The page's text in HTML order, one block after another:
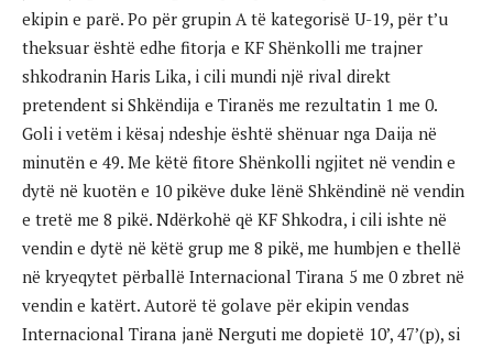
ekipin e parë. Po për grupin A të kategorisë U-19, për t’u
theksuar është edhe fitorja e KF Shënkolli me trajner
shkodranin Haris Lika, i cili mundi një rival direkt
pretendent si Shkëndija e Tiranës me rezultatin 1 me 0.
Goli i vetëm i kësaj ndeshje është shënuar nga Daija në
minutën e 49. Me këtë fitore Shënkolli ngjitet në vendin e
dytë në kuotën e 10 pikëve duke lënë Shkëndinë në vendin
e tretë me 8 pikë. Ndërkohë që KF Shkodra, i cili ishte në
vendin e dytë në këtë grup me 8 pikë, me humbjen e thellë
në kryeqytet përballë Internacional Tirana 5 me 0 zbret në
vendin e katërt. Autorë të golave për ekipin vendas
Internacional Tirana janë Nerguti me dopietë 10’, 47’(p), si